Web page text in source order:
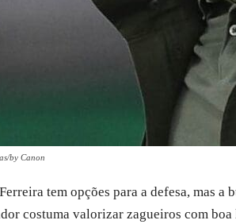
by Canon
tem opções para a defesa, mas
costuma valorizar zagueiros com